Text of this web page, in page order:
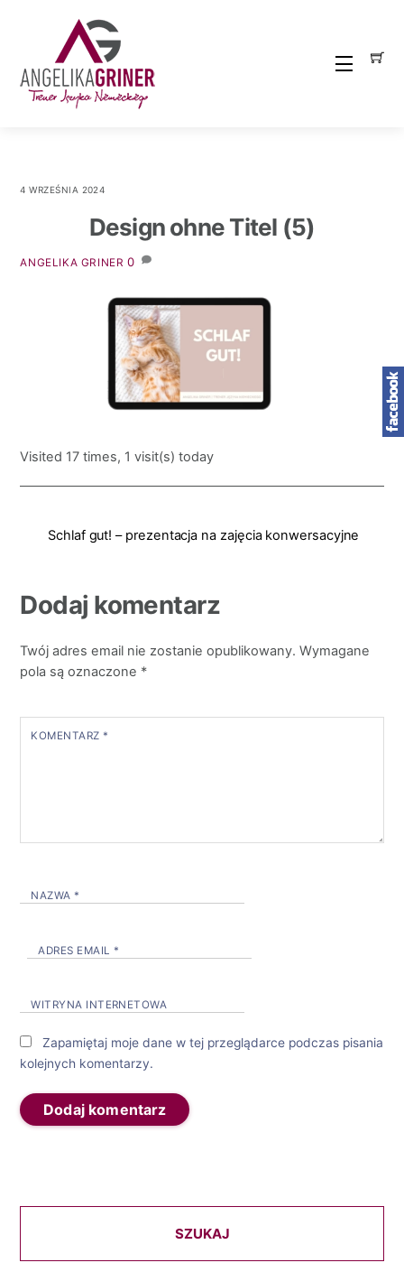
Menu
4 WRZEŚNIA 2024
Design ohne Titel (5)
ANGELIKA GRINER 0
Visited 17 times, 1 visit(s) today
Schlaf gut! – prezentacja na zajęcia konwersacyjne
Dodaj komentarz
Twój adres email nie zostanie opublikowany. Wymagane
pola są oznaczone *
KOMENTARZ *
NAZWA *
ADRES EMAIL *
WITRYNA INTERNETOWA
Zapamiętaj moje dane w tej przeglądarce podczas pisania
kolejnych komentarzy.
SZUKAJ